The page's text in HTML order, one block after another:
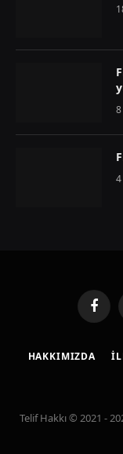
HAKKIMIZDA
Telif Hakkı © 2021 -